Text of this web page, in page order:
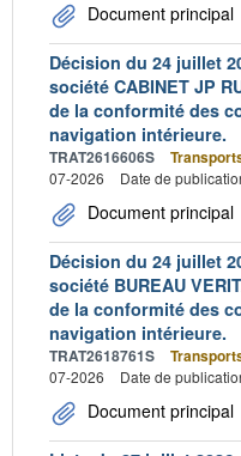
Document principal
Décision du 24 juillet
société CABINET JP
de la conformité des
navigation intérieure.
TRAT2616606S
07-2026
Date de
Document principal
Décision du 24 juillet
société BUREAU
de la conformité des
navigation intérieure.
TRAT2618761S
07-2026
Date de
Document principal